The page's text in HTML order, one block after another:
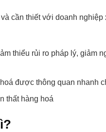
cần thiết với doanh nghiệp
thiểu rủi ro pháp lý, giảm
được thông quan nhanh
thất hàng hoá